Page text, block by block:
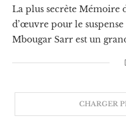
La plus secrète Mémoire
d’œuvre pour le
Mbougar Sarr est un
CHARGER